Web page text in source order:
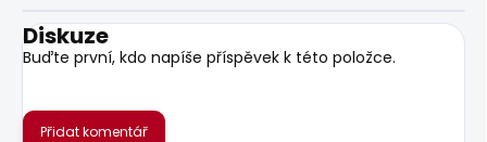
Diskuze
Buďte první, kdo napíše příspěvek k této položce.
Přidat komentář